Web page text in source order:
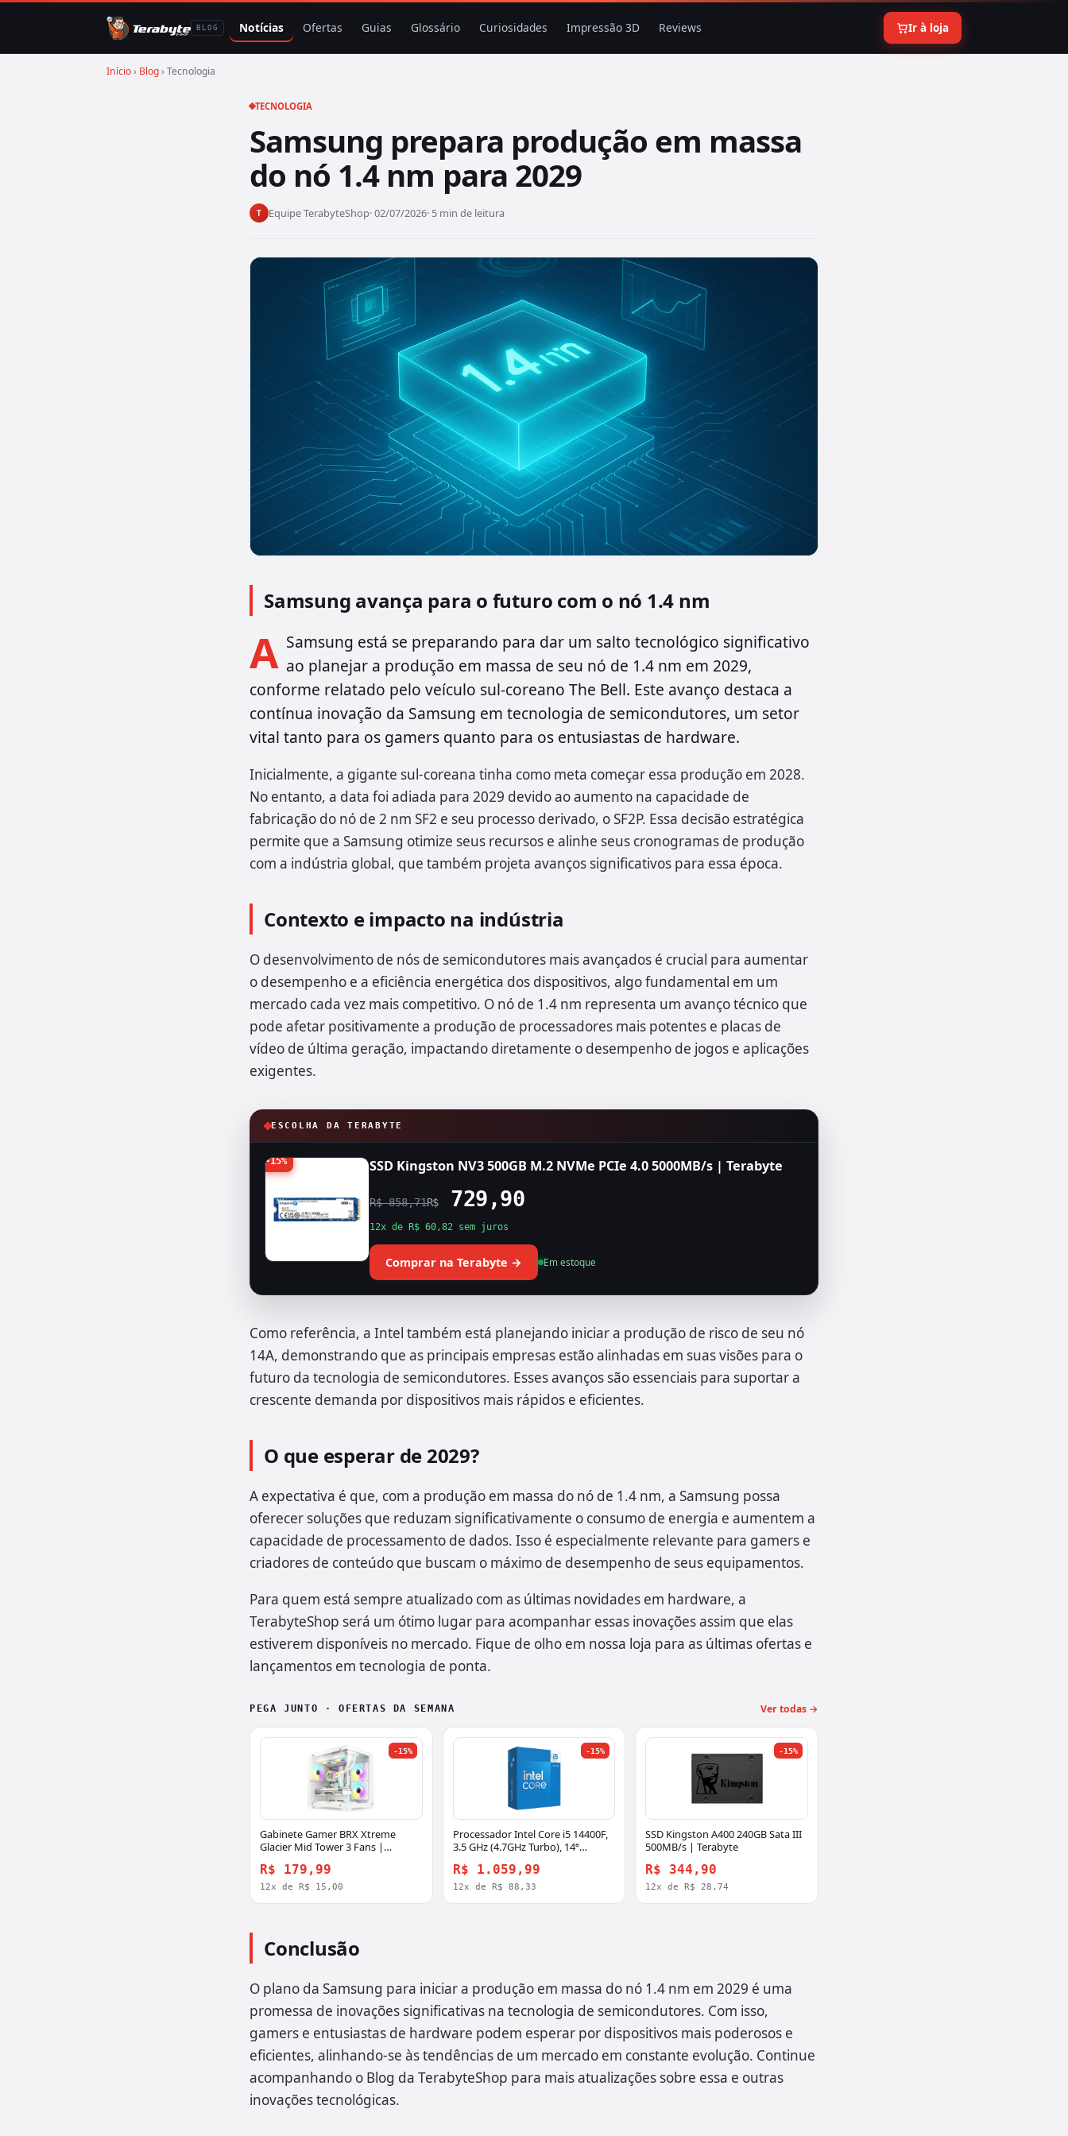
BLOG Notícias Ofertas Guias Glossário Curiosidades Impressão 3D Reviews Ir à loja
Início› Blog› Tecnologia
TECNOLOGIA
Samsung prepara produção em massa
do nó 1.4 nm para 2029
T Equipe TerabyteShop· 02/07/2026· 5 min de leitura
Samsung avança para o futuro com o nó 1.4 nm
A Samsung está se preparando para dar um salto tecnológico significativo
ao planejar a produção em massa de seu nó de 1.4 nm em 2029,
conforme relatado pelo veículo sul-coreano The Bell. Este avanço destaca a
contínua inovação da Samsung em tecnologia de semicondutores, um setor
vital tanto para os gamers quanto para os entusiastas de hardware.
Inicialmente, a gigante sul-coreana tinha como meta começar essa produção em 2028.
No entanto, a data foi adiada para 2029 devido ao aumento na capacidade de
fabricação do nó de 2 nm SF2 e seu processo derivado, o SF2P. Essa decisão estratégica
permite que a Samsung otimize seus recursos e alinhe seus cronogramas de produção
com a indústria global, que também projeta avanços significativos para essa época.
Contexto e impacto na indústria
O desenvolvimento de nós de semicondutores mais avançados é crucial para aumentar
o desempenho e a eficiência energética dos dispositivos, algo fundamental em um
mercado cada vez mais competitivo. O nó de 1.4 nm representa um avanço técnico que
pode afetar positivamente a produção de processadores mais potentes e placas de
vídeo de última geração, impactando diretamente o desempenho de jogos e aplicações
exigentes.
ESCOLHA DA TERABYTE
-15% SSD Kingston NV3 500GB M.2 NVMe PCIe 4.0 5000MB/s | Terabyte
R$ 858,71R$729,90
12x de R$ 60,82 sem juros
Comprar na Terabyte → Em estoque
Como referência, a Intel também está planejando iniciar a produção de risco de seu nó
14A, demonstrando que as principais empresas estão alinhadas em suas visões para o
futuro da tecnologia de semicondutores. Esses avanços são essenciais para suportar a
crescente demanda por dispositivos mais rápidos e eficientes.
O que esperar de 2029?
A expectativa é que, com a produção em massa do nó de 1.4 nm, a Samsung possa
oferecer soluções que reduzam significativamente o consumo de energia e aumentem a
capacidade de processamento de dados. Isso é especialmente relevante para gamers e
criadores de conteúdo que buscam o máximo de desempenho de seus equipamentos.
Para quem está sempre atualizado com as últimas novidades em hardware, a
TerabyteShop será um ótimo lugar para acompanhar essas inovações assim que elas
estiverem disponíveis no mercado. Fique de olho em nossa loja para as últimas ofertas e
lançamentos em tecnologia de ponta.
PEGA JUNTO · OFERTAS DA SEMANA Ver todas →
-15%
Gabinete Gamer BRX Xtreme
Glacier Mid Tower 3 Fans |
R$ 179,99
12x de R$ 15,00
-15%
Processador Intel Core i5 14400F,
3.5 GHz (4.7GHz Turbo), 14ª
LGA 1700, BX8071514400F
R$ 1.059,99
12x de R$ 88,33
-15%
SSD Kingston A400 240GB Sata III
500MB/s | Terabyte
R$ 344,90
12x de R$ 28,74
Conclusão
O plano da Samsung para iniciar a produção em massa do nó 1.4 nm em 2029 é uma
promessa de inovações significativas na tecnologia de semicondutores. Com isso,
gamers e entusiastas de hardware podem esperar por dispositivos mais poderosos e
eficientes, alinhando-se às tendências de um mercado em constante evolução. Continue
acompanhando o Blog da TerabyteShop para mais atualizações sobre essa e outras
inovações tecnológicas.